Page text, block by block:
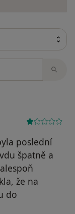
poslední
špatně a
že na
do